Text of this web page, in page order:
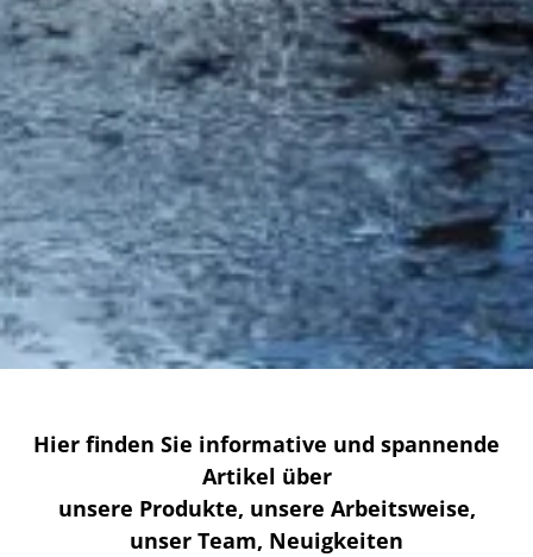
Hier finden Sie informative und spannende
Artikel über
unsere Produkte, unsere Arbeitsweise,
unser Team, Neuigkeiten